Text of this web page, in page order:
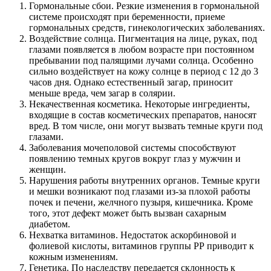
Гормональные сбои. Резкие изменения в гормональной
системе происходят при беременности, приеме
гормональных средств, гинекологических заболеваниях.
Воздействие солнца. Пигментация на лице, руках, под
глазами появляется в любом возрасте при постоянном
пребывании под палящими лучами солнца. Особенно
сильно воздействует на кожу солнце в период с 12 до 3
часов дня. Однако естественный загар, приносит
меньше вреда, чем загар в солярии.
Некачественная косметика. Некоторые ингредиенты,
входящие в состав косметических препаратов, наносят
вред. В том числе, они могут вызвать темные круги под
глазами.
Заболевания мочеполовой системы способствуют
появлению темных кругов вокруг глаз у мужчин и
женщин.
Нарушения работы внутренних органов. Темные круги
и мешки возникают под глазами из-за плохой работы
почек и печени, желчного пузыря, кишечника. Кроме
того, этот дефект может быть вызван сахарным
диабетом.
Нехватка витаминов. Недостаток аскорбиновой и
фолиевой кислоты, витаминов группы РР приводит к
кожным изменениям.
Генетика. По наследству передается склонность к